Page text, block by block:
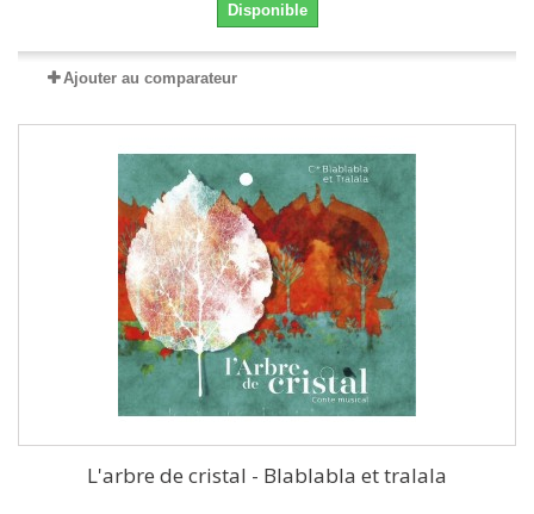
Disponible
Ajouter au comparateur
L'arbre de cristal - Blablabla et tralala